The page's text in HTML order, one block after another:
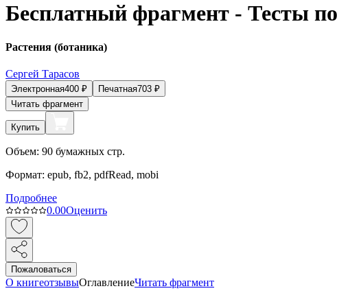
Бесплатный фрагмент - Тесты
Растения (ботаника)
Сергей Тарасов
Электронная400 ₽ Печатная703 ₽
Читать фрагмент
Купить
Объем: 90 бумажных стр.
Формат: epub, fb2, pdfRead, mobi
Подробнее
0.00Оценить
Пожаловаться
О книгеотзывыОглавлениеЧитать фрагмент